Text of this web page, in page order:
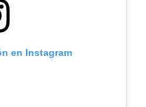
en Instagram